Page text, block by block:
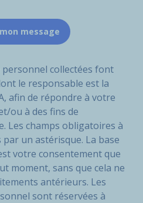
personnel collectées font
le responsable est la
afin de répondre à votre
ou à des fins de
Les champs obligatoires à
un astérisque. La base
votre consentement que
moment, sans que cela ne
antérieurs. Les
sont réservées à